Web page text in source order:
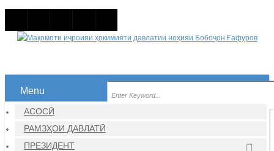
Menu
АСОСӢ
РАМЗҲОИ ДАВЛАТӢ
ПРЕЗИДЕНТ